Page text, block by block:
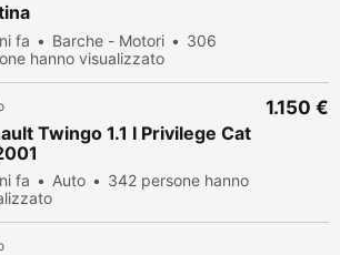
fa Barche - Motori
306
hanno visualizzato
Twingo 1.1 I Privilege Cat
fa Auto
342 persone hanno
1.150 €